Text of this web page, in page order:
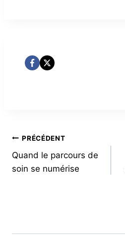
NAVIGATION
DE
PRÉCÉDENT
Quand le parcours de
soin se numérise